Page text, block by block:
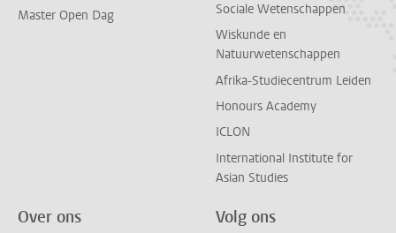
Master Open Dag
Sociale Wetenschappen
Wiskunde en
Natuurwetenschappen
Afrika-Studiecentrum Leiden
Honours Academy
ICLON
International Institute for
Asian Studies
Over ons Volg ons